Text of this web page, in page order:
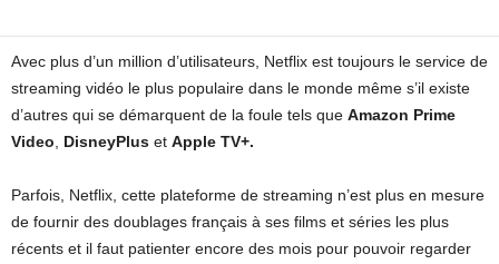
Avec plus d’un million d’utilisateurs, Netflix est toujours le service de
streaming vidéo le plus populaire dans le monde même s’il existe
d’autres qui se démarquent de la foule tels que Amazon Prime
Video
DisneyPlus et Apple TV+.
Parfois, Netflix, cette plateforme de streaming n’est plus en mesure
de fournir des doublages français à ses films et séries les plus
récents et il faut patienter encore des mois pour pouvoir regarder